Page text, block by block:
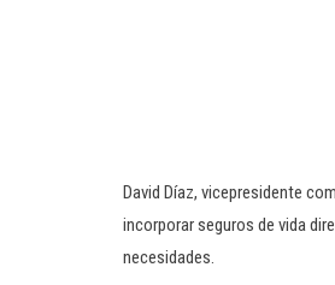
David Díaz, vicepresidente
incorporar seguros de vida
necesidades.